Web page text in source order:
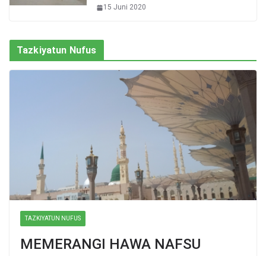
15 Juni 2020
Tazkiyatun Nufus
TAZKIYATUN NUFUS
MEMERANGI HAWA NAFSU